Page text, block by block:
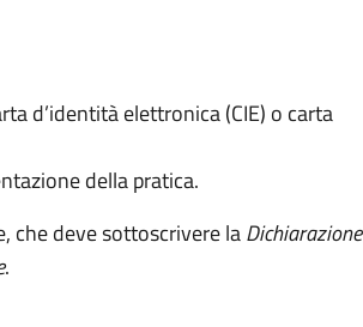
d’identità elettronica (CIE) o carta
della pratica.
che deve sottoscrivere laDichiarazione
.